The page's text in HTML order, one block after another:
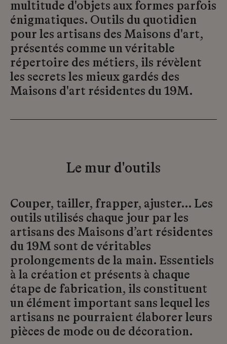
multitude d'objets aux formes parfois
énigmatiques. Outils du quotidien
pour les artisans des Maisons d'art,
présentés comme un véritable
répertoire des métiers, ils révèlent
les secrets les mieux gardés des
Maisons d'art résidentes du 19M.
Le mur d'outils
Couper, tailler, frapper, ajuster… Les
outils utilisés chaque jour par les
artisans des Maisons d’art résidentes
du 19M sont de véritables
prolongements de la main. Essentiels
à la création et présents à chaque
étape de fabrication, ils constituent
un élément important sans lequel les
artisans ne pourraient élaborer leurs
pièces de mode ou de décoration.